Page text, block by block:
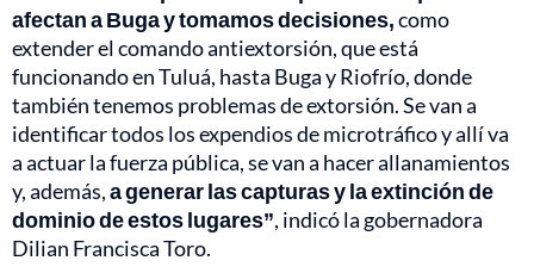
afectan a Buga y tomamos decisiones,como
extender el comando antiextorsión, que está
funcionando en Tuluá, hasta Buga y Riofrío, donde
también tenemos problemas de extorsión. Se van a
identificar todos los expendios de microtráfico y allí va
a actuar la fuerza pública, se van a hacer allanamientos
y, además,a generar las capturas y la extinción de
dominio de estos lugares”, indicó la gobernadora
Dilian Francisca Toro.